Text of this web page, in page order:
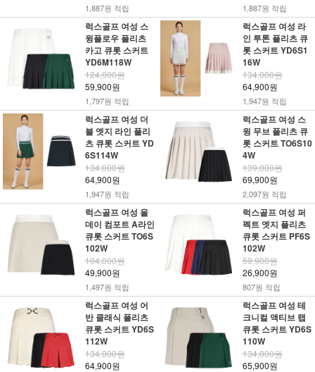
1,887원 적립 1,887원 적립
럭스골프 여성 스
윙플로우 플리츠
카고 큐롯 스커트
YD6M118W
124,000원
59,900원
1,797원 적립
럭스골프 여성 라
인 투톤 플리츠 큐
롯 스커트 YD6S1
16W
134,000원
64,900원
1,947원 적립
럭스골프 여성 더
블 엣지 라인 플리
츠 큐롯 스커트 YD
6S114W
134,000원
64,900원
1,947원 적립
럭스골프 여성 스
윙 무브 플리츠 큐
롯 스커트 TO6S10
4W
139,000원
69,900원
2,097원 적립
럭스골프 여성 올
데이 컴포트 A라인
큐롯 스커트 TO6S
102W
104,000원
49,900원
1,497원 적립
럭스골프 여성 퍼
펙트 엣지 플리츠
큐롯 스커트 PF6S
102W
59,900원
26,900원
807원 적립
럭스골프 여성 어
반 클래식 플리츠
큐롯 스커트 YD6S
112W
134,000원
64,900원
럭스골프 여성 테
크니컬 액티브 랩
큐롯 스커트 YD6S
110W
134,000원
65,900원